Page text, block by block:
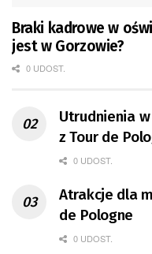
Braki kadrowe w
jest w Gorzowie?
0 UDOST.
Utrudnienia
z Tour de
0 UDOST.
Atrakcje dla
de Pologne
0 UDOST.